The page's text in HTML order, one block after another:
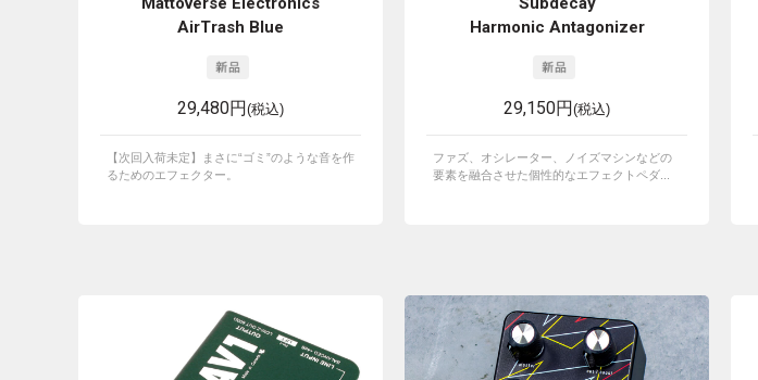
AirTrash Blue
29,480円(税込)
【次回入荷未定】まさに“ゴミ”のような音を作
るためのエフェクター。
Harmonic Antagonizer
29,150円(税込)
ファズ、オシレーター、ノイズマシンなどの
要素を融合させた個性的なエフェクトペダ...